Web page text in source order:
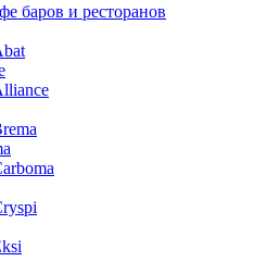
баров и ресторанов